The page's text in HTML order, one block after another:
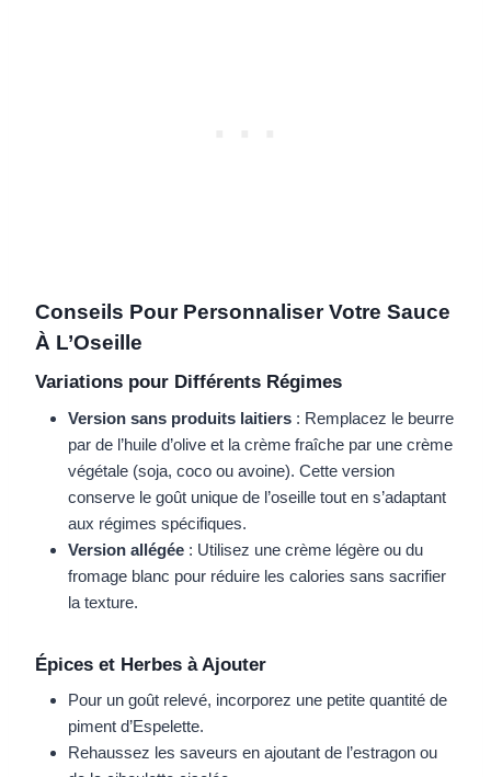
Conseils Pour Personnaliser Votre Sauce
À L’Oseille
Variations pour Différents Régimes
Version sans produits laitiers : Remplacez le beurre
par de l’huile d’olive et la crème fraîche par une crème
végétale (soja, coco ou avoine). Cette version
conserve le goût unique de l’oseille tout en s’adaptant
aux régimes spécifiques.
Version allégée : Utilisez une crème légère ou du
fromage blanc pour réduire les calories sans sacrifier
la texture.
Épices et Herbes à Ajouter
Pour un goût relevé, incorporez une petite quantité de
piment d’Espelette.
Rehaussez les saveurs en ajoutant de l’estragon ou